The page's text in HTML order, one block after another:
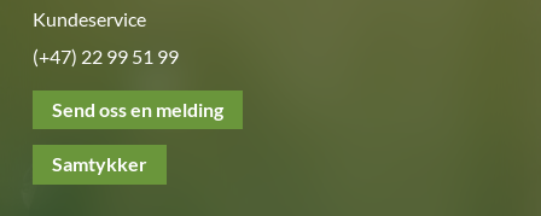
Kundeservice
(+47) 22 99 51 99
Send oss en melding
Samtykker